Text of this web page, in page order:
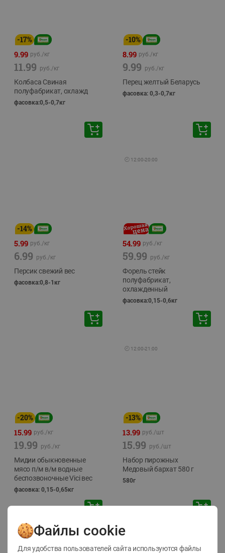
-17%
9.99 руб./кг
11.99 руб./кг
Колбаса Свиная
полуфабрикат, охлажд
фасовка:0,5-0,7кг
-10%
8.99 руб./кг
9.99 руб./кг
Перец желтый Беларусь
фасовка: 0,3-0,7кг
-14%
5.99 руб./кг
6.99 руб./кг
Персик свежий вес
фасовка:0,8-1кг
🕘 12:00-20:00
54.99 руб./кг
59.99 руб./кг
Форель стейк
полуфабрикат,
охлажденный
фасовка:0,15-0,6кг
-20%
15.99 руб./кг
19.99 руб./кг
Мидии обыкновенные
мясо п/м в/м водные
беспозвоночные Vici вес
фасовка: 0,15-0,65кг
🕘 12:00-21:00
-13%
13.99 руб./шт
15.99 руб./шт
Набор пирожных
Медовый бархат 580 г
580г
Файлы cookie
Для удобства пользователей сайта используются файлы